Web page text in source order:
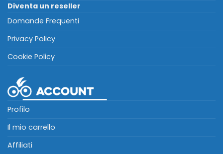
Diventa un reseller
Domande Frequenti
Privacy Policy
Cookie Policy
Profilo
Il mio carrello
Affiliati